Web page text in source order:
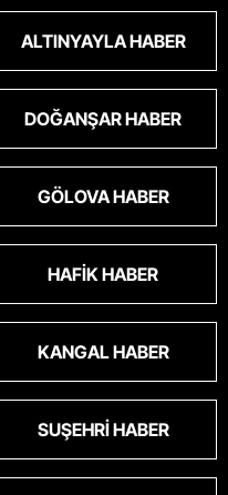
ALTINYAYLA HABER
DOĞANŞAR HABER
GÖLOVA HABER
HAFIK HABER
KANGAL HABER
SUŞEHRI HABER